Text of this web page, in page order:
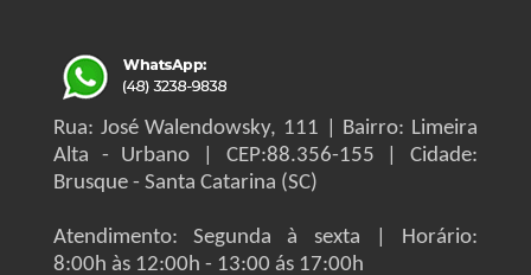
Rua: José Walendowsky, 111 | Bairro: Limeira
Alta - Urbano | CEP:88.356-155 | Cidade:
Brusque - Santa Catarina (SC)
Atendimento: Segunda à sexta | Horário:
8:00h às 12:00h - 13:00 ás 17:00h